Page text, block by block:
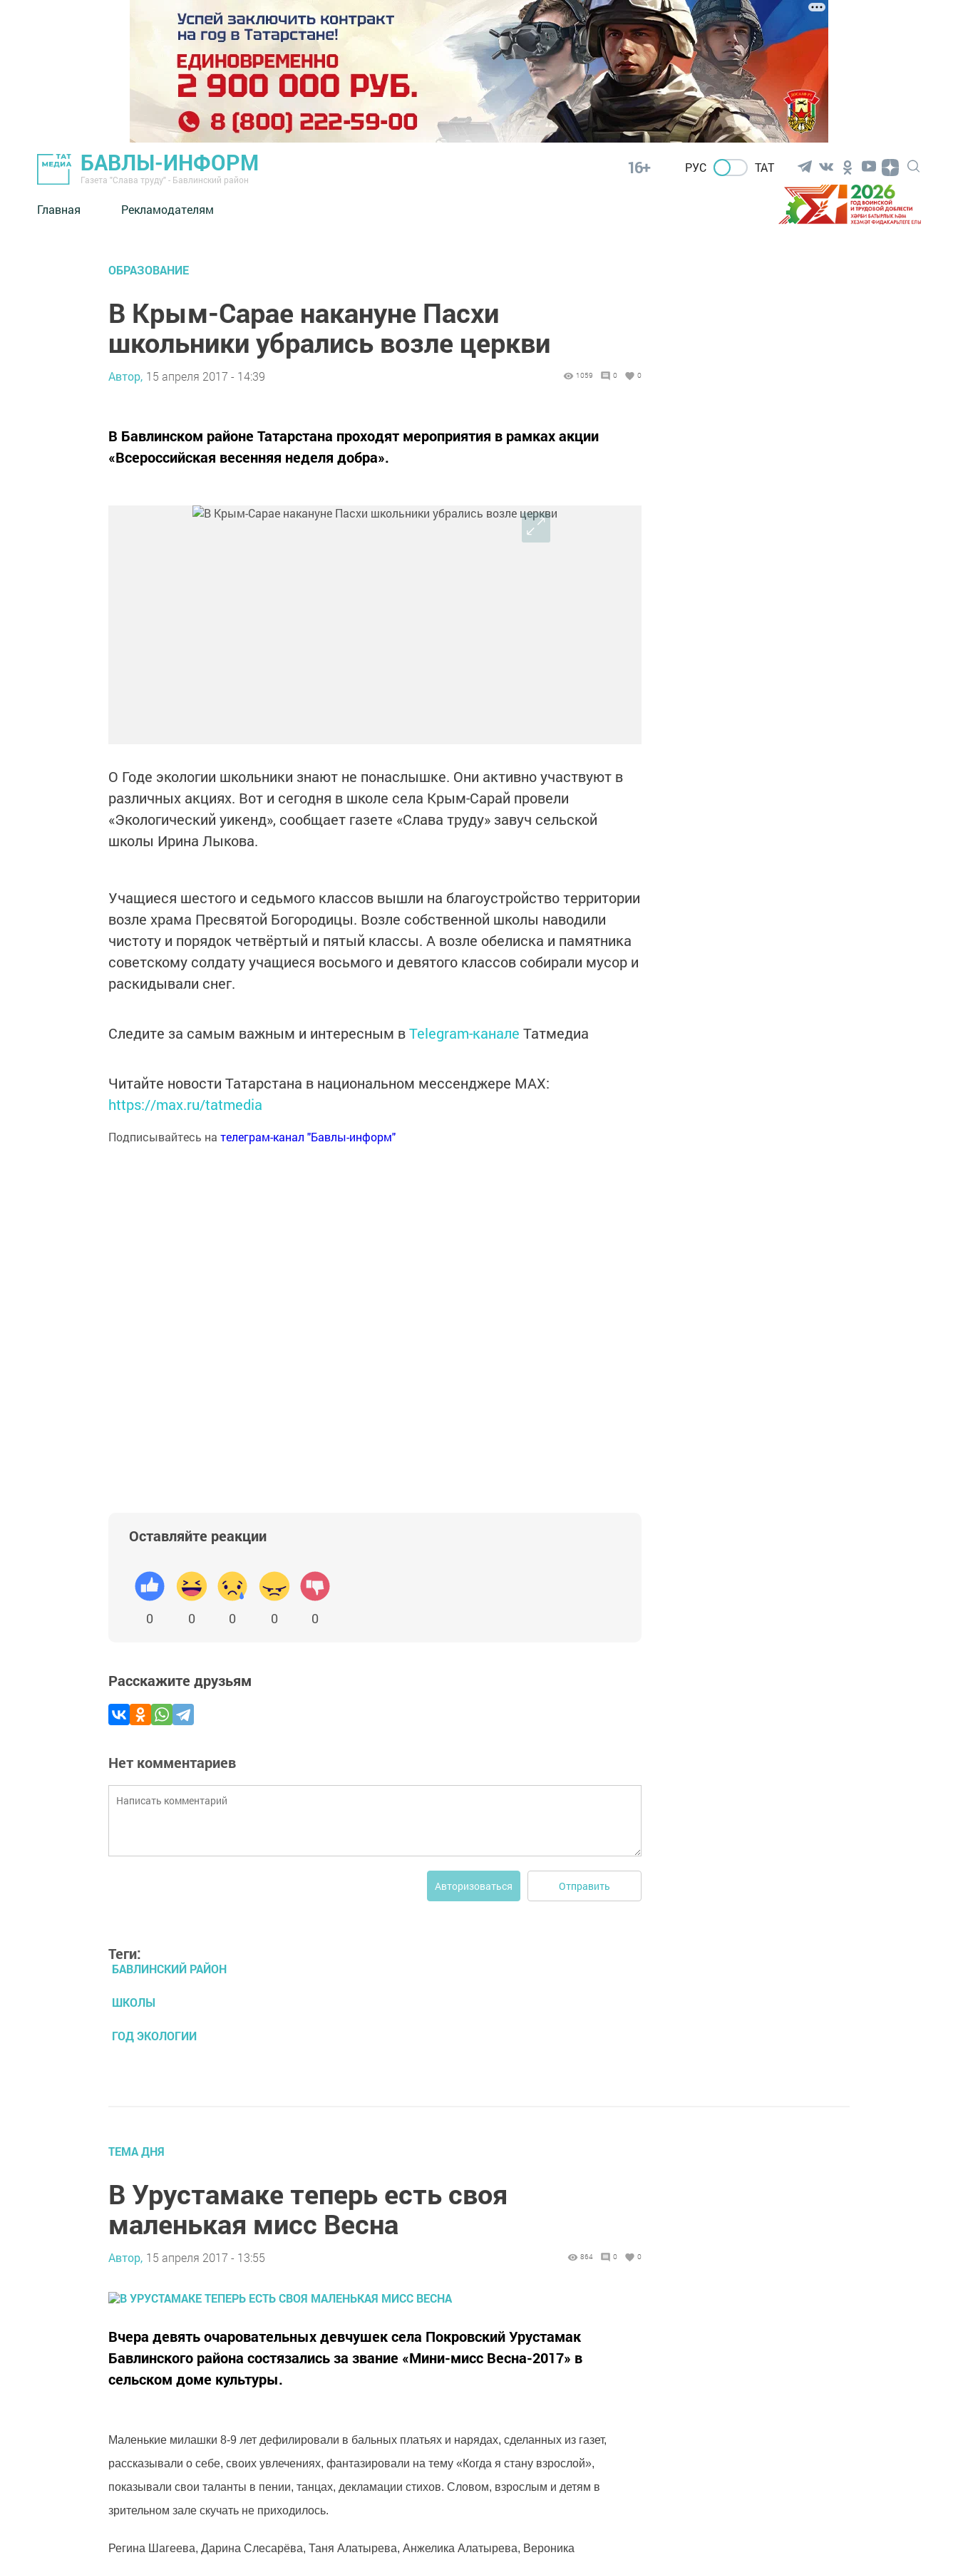
БАВЛЫ-ИНФОРМ
Газета "Слава труду" - Бавлинский район
16+ РУС ТАТ
Главная Рекламодателям
ОБРАЗОВАНИЕ
В Крым-Сарае накануне Пасхи
школьники убрались возле церкви
Автор, 15 апреля 2017 - 14:39 1059 0 0
В Бавлинском районе Татарстана проходят мероприятия в рамках акции
«Всероссийская весенняя неделя добра».
О Годе экологии школьники знают не понаслышке. Они активно участвуют в
различных акциях. Вот и сегодня в школе села Крым-Сарай провели
«Экологический уикенд», сообщает газете «Слава труду» завуч сельской
школы Ирина Лыкова.
Учащиеся шестого и седьмого классов вышли на благоустройство территории
возле храма Пресвятой Богородицы. Возле собственной школы наводили
чистоту и порядок четвёртый и пятый классы. А возле обелиска и памятника
советскому солдату учащиеся восьмого и девятого классов собирали мусор и
раскидывали снег.
Следите за самым важным и интересным вTelegram-канале Татмедиа
Читайте новости Татарстана в национальном мессенджере MАХ:
https://max.ru/tatmedia
Подписывайтесь на телеграм-канал "Бавлы-информ"
Оставляйте реакции
0 0 0 0 0
Расскажите друзьям
Нет комментариев
Авторизоваться Отправить
Теги:
БАВЛИНСКИЙ РАЙОН
ШКОЛЫ
ГОД ЭКОЛОГИИ
ТЕМА ДНЯ
В Урустамаке теперь есть своя
маленькая мисс Весна
Автор, 15 апреля 2017 - 13:55 864 0 0
Вчера девять очаровательных девчушек села Покровский Урустамак
Бавлинского района состязались за звание «Мини-мисс Весна-2017» в
сельском доме культуры.
Маленькие милашки 8-9 лет дефилировали в бальных платьях и нарядах, сделанных из газет,
рассказывали о себе, своих увлечениях, фантазировали на тему «Когда я стану взрослой»,
показывали свои таланты в пении, танцах, декламации стихов. Словом, взрослым и детям в
зрительном зале скучать не приходилось.
Регина Шагеева, Дарина Слесарёва, Таня Алатырева, Анжелика Алатырева, Вероника